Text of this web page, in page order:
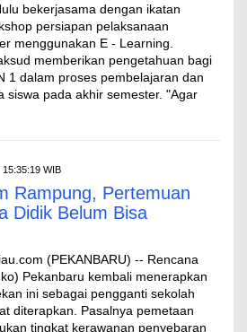
bekerjasama dengan ikatan
persiapan pelaksanaan
menggunakan E - Learning.
memberikan pengetahuan bagi
1 dalam proses pembelajaran dan
siswa pada akhir semester. "Agar
WIB
Rampung, Pertemuan
Didik Belum Bisa
(PEKANBARU) -- Rencana
Pekanbaru kembali menerapkan
ini sebagai pengganti sekolah
diterapkan. Pasalnya pemetaan
tingkat kerawanan penyebaran